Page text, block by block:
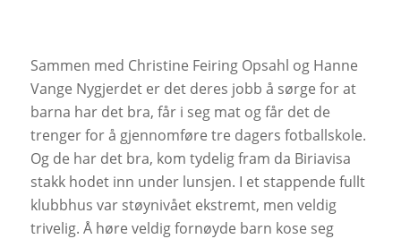
Sammen med Christine Feiring Opsahl og Hanne
Vange Nygjerdet er det deres jobb å sørge for at
barna har det bra, får i seg mat og får det de
trenger for å gjennomføre tre dagers fotballskole.
Og de har det bra, kom tydelig fram da Biriavisa
stakk hodet inn under lunsjen. I et stappende fullt
klubbhus var støynivået ekstremt, men veldig
trivelig. Å høre veldig fornøyde barn kose seg